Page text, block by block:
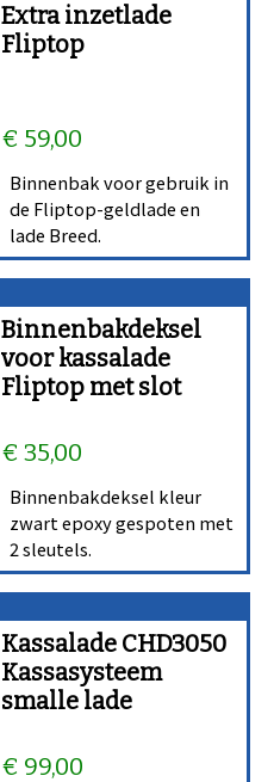
Extra inzetlade
Fliptop
€ 59,00
Binnenbak voor gebruik in
de Fliptop-geldlade en
lade Breed.
Binnenbakdeksel
voor kassalade
Fliptop met slot
€ 35,00
Binnenbakdeksel kleur
zwart epoxy gespoten met
2 sleutels.
Kassalade CHD3050
Kassasysteem
smalle lade
€ 99,00